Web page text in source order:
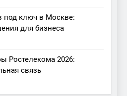
под ключ в Москве:
для бизнеса
Ростелекома 2026:
связь